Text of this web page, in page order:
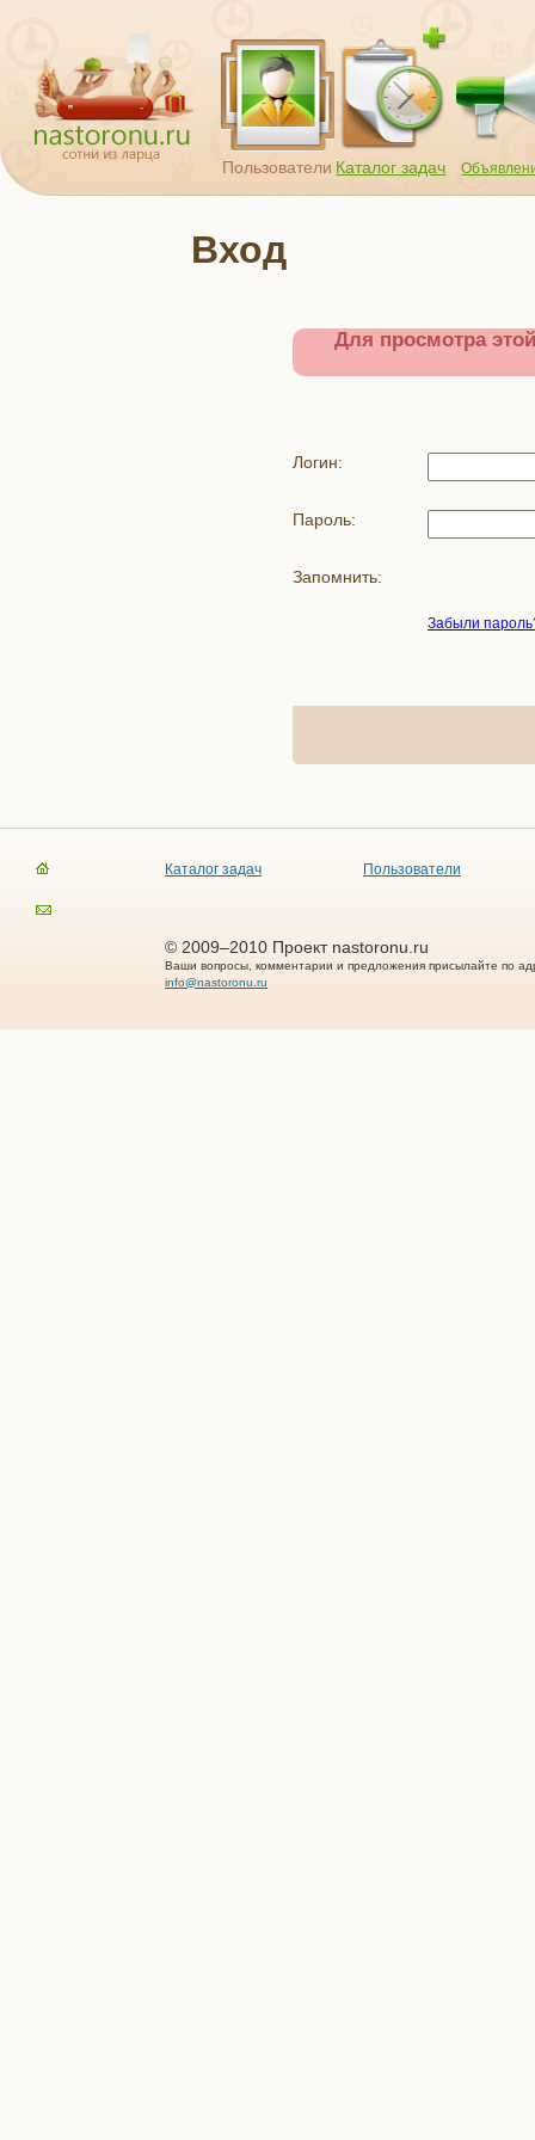
Пользователи Каталог задач
Вход
Для просмотра
Логин:
Пароль:
Запомнить:
Забыли
Каталог задач Пользователи
© 2009–2010 Проект nastoronu.ru
Ваши вопросы, комментарии и предложения присылайте по
info@nastoronu.ru